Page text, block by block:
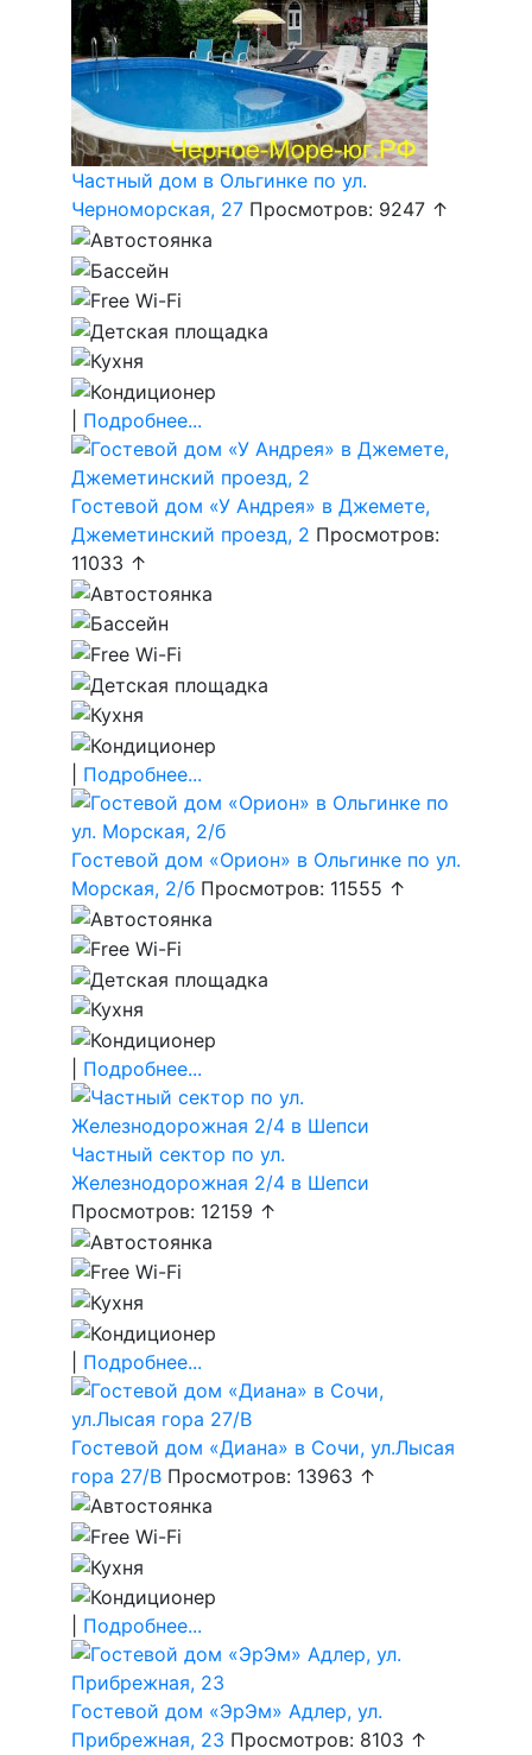
Частный дом в Ольгинке по ул.
Черноморская, 27 Просмотров: 9247 ↑
Подробнее...
Гостевой дом «У Андрея» в Джемете,
Джеметинский проезд, 2 Просмотров:
11033 ↑
Подробнее...
Гостевой дом «Орион» в Ольгинке по ул.
Морская, 2/б Просмотров: 11555 ↑
Подробнее...
Частный сектор по ул.
Железнодорожная 2/4 в Шепси
Просмотров: 12159 ↑
Подробнее...
Гостевой дом «Диана» в Сочи, ул.Лысая
гора 27/В Просмотров: 13963 ↑
Подробнее...
Гостевой дом «ЭрЭм» Адлер, ул.
Прибрежная, 23 Просмотров: 8103 ↑